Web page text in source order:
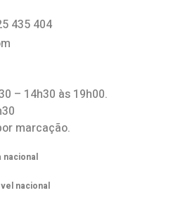
435 404
– 14h30 às 19h00.
marcação.
nacional
nacional